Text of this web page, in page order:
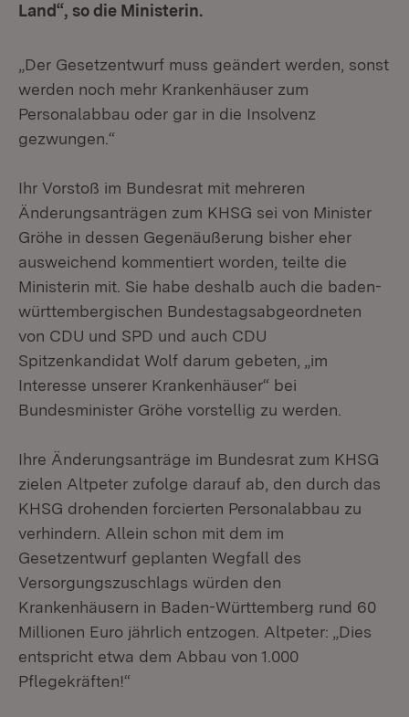
Land“, so die Ministerin.
„Der Gesetzentwurf muss geändert werden, sonst
werden noch mehr Krankenhäuser zum
Personalabbau oder gar in die Insolvenz
gezwungen.“
Ihr Vorstoß im Bundesrat mit mehreren
Änderungsanträgen zum KHSG sei von Minister
Gröhe in dessen Gegenäußerung bisher eher
ausweichend kommentiert worden, teilte die
Ministerin mit. Sie habe deshalb auch die baden-
württembergischen Bundestagsabgeordneten
von CDU und SPD und auch CDU
Spitzenkandidat Wolf darum gebeten, „im
Interesse unserer Krankenhäuser“ bei
Bundesminister Gröhe vorstellig zu werden.
Ihre Änderungsanträge im Bundesrat zum KHSG
zielen Altpeter zufolge darauf ab, den durch das
KHSG drohenden forcierten Personalabbau zu
verhindern. Allein schon mit dem im
Gesetzentwurf geplanten Wegfall des
Versorgungszuschlags würden den
Krankenhäusern in Baden-Württemberg rund 60
Millionen Euro jährlich entzogen. Altpeter: „Dies
entspricht etwa dem Abbau von 1.000
Pflegekräften!“